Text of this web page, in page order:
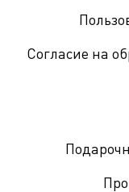
Согласие на